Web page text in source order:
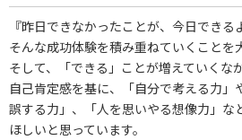
『昨日できなかったことが、今日できる
そんな成功体験を積み重ねていくことを
そして、「できる」ことが増えていくな
自己肯定感を基に、「自分で考える力」
誤する力」、「人を思いやる想像力」な
ほしいと思っています。